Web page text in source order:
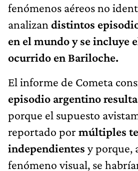
fenómenos aéreos no
analizan distintos
en el mundo y se incluye
ocurrido en Bariloche.
El informe de Cometa
episodio argentino
porque el supuesto
reportado por múltiples
independientes y porque,
fenómeno visual, se